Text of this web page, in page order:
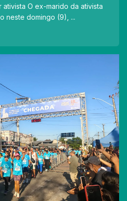
O ex-marido da ativista
neste domingo (9), ...